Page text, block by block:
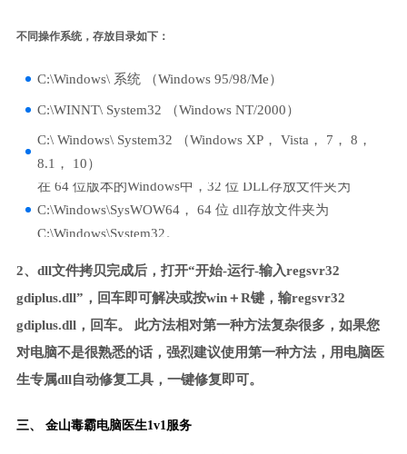
不同操作系统，存放目录如下：
C:\Windows\ 系统 （Windows 95/98/Me）
C:\WINNT\ System32 （Windows NT/2000）
C:\ Windows\ System32 （Windows XP， Vista， 7， 8，
8.1， 10）
在 64 位版本的Windows中，32 位 DLL存放文件夹为
C:\Windows\SysWOW64， 64 位 dll存放文件夹为
C:\Windows\System32。
2、dll文件拷贝完成后，打开“开始-运行-输入regsvr32
gdiplus.dll”，回车即可解决或按win＋R键，输regsvr32
gdiplus.dll，回车。 此方法相对第一种方法复杂很多，如果您
对电脑不是很熟悉的话，强烈建议使用第一种方法，用电脑医
生专属dll自动修复工具，一键修复即可。
三、 金山毒霸电脑医生1v1服务